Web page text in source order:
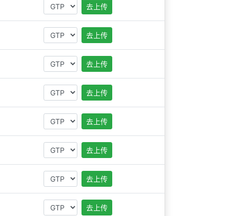
去上传
去上传
去上传
去上传
去上传
去上传
去上传
去上传